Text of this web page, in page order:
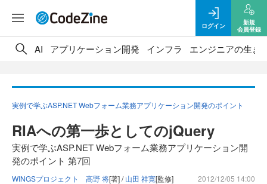
ログイン
新規
会員登録
AI アプリケーション開発 インフラ エンジニアの生き
実例で学ぶASP.NET Webフォーム業務アプリケーション開発のポイント
RIAへの第一歩としてのjQuery
実例で学ぶASP.NET Webフォーム業務アプリケーション開
発のポイント 第7回
WINGSプロジェクト 高野 将[著] /山田 祥寛[監修] 2012/12/05 14:00